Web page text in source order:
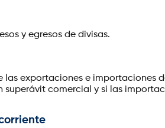
y egresos de divisas.
las exportaciones e importaciones
superávit comercial y si las